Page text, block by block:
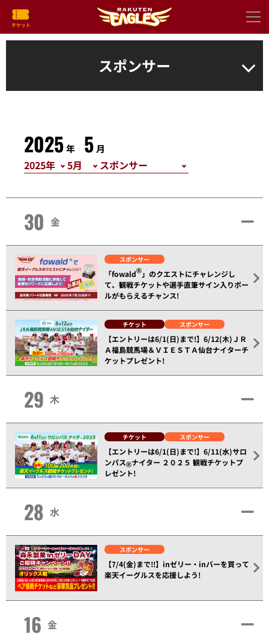
スポンサー
2025年 5 月
30 金
スポンサー
「fowald®」のクエストにチャレンジし
て、観戦チケットや選手直筆サイン入りボー
ルがもらえるチャンス!
チケット スポンサー
【エントリーは6/1(日)まで!】6/12(木)ＪＲ
Ａ福島競馬場＆ＶＩＥＳＴＡ仙台ナイターチ
ケットプレゼント!
29 木
チケット スポンサー
【エントリーは6/1(日)まで!】6/11(水)サロ
ンパス®ナイター ２０２５ 観戦チケットプ
レゼント!
28 水
スポンサー
【7/4(金)まで!!】inゼリー・inバーを買って
楽天イーグルスを応援しよう!
16 金